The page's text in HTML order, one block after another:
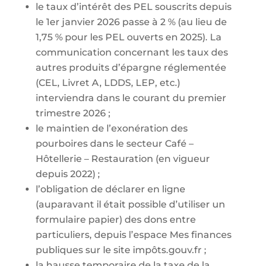
le taux d’intérêt des PEL souscrits depuis
le 1er janvier 2026 passe à 2 % (au lieu de
1,75 % pour les PEL ouverts en 2025). La
communication concernant les taux des
autres produits d’épargne réglementée
(CEL, Livret A, LDDS, LEP, etc.)
interviendra dans le courant du premier
trimestre 2026 ;
le maintien de l’exonération des
pourboires dans le secteur Café –
Hôtellerie – Restauration (en vigueur
depuis 2022) ;
l’obligation de déclarer en ligne
(auparavant il était possible d’utiliser un
formulaire papier) des dons entre
particuliers, depuis l’espace Mes finances
publiques sur le site impôts.gouv.fr ;